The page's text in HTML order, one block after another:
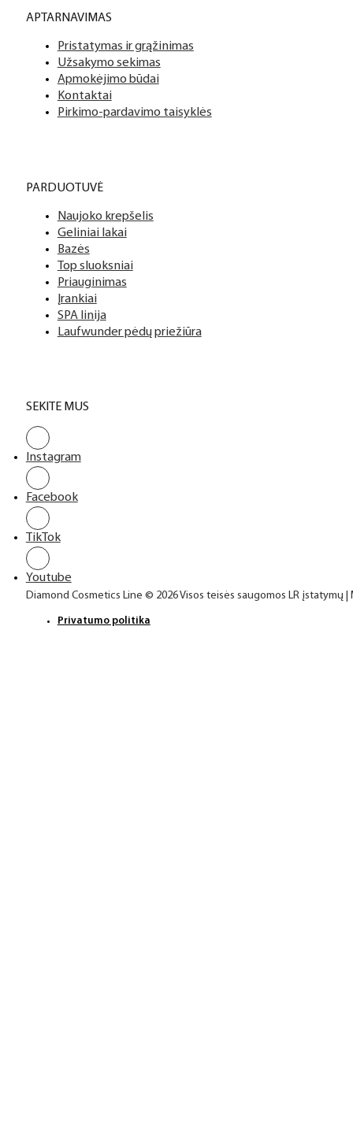
APTARNAVIMAS
Pristatymas ir grąžinimas
Užsakymo sekimas
Apmokėjimo būdai
Kontaktai
Pirkimo-pardavimo taisyklės
PARDUOTUVĖ
Naujoko krepšelis
Geliniai lakai
Bazės
Top sluoksniai
Priauginimas
Įrankiai
SPA linija
Laufwunder pėdų priežiūra
SEKITE MUS
Instagram
Facebook
TikTok
Youtube
Diamond Cosmetics Line © 2026 Visos teisės saugomos LR įstatymų
Privatumo politika